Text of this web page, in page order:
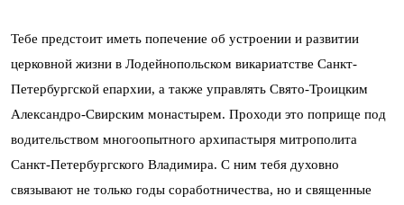
Тебе предстоит иметь попечение об устроении и развитии
церковной жизни в Лодейнопольском викариатстве Санкт-
Петербургской епархии, а также управлять Свято-Троицким
Александро-Свирским монастырем. Проходи это поприще под
водительством многоопытного архипастыря митрополита
Санкт-Петербургского Владимира. С ним тебя духовно
связывают не только годы соработничества, но и священные